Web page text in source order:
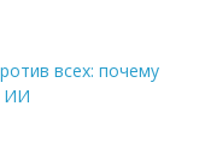
всех: почему
ИИ